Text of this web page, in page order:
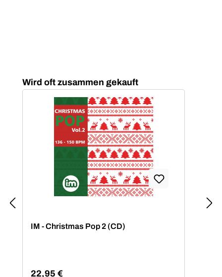
Produktgalerie überspringen
Wird oft zusammen gekauft
IM - Christmas Pop 2 (CD)
22,95 €